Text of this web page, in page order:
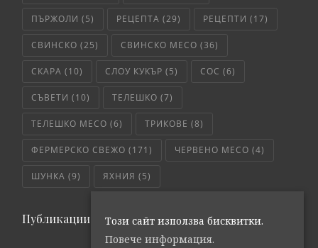
ПЪРЖОЛИ (5) РЕЦЕПТА (29) РЕЦЕПТИ (17)
СВИНСКО (25) СВИНСКО МЕСО (36)
СКАРА (10) СЛОУ КУКЪР (5) СОС (6)
СЪВЕТИ (10) ТЕЛЕШКО (7)
ТЕЛЕШКО МЕСО (6) ТРИКОВЕ (8)
ФЕРМЕРСКО СВЕЖО (171) ЧЕРВЕНО МЕСО (4)
ШУНКА (9) ЯХНИЯ (5)
Публикации по датаТози сайт използва бисквитки.
Повече информация.